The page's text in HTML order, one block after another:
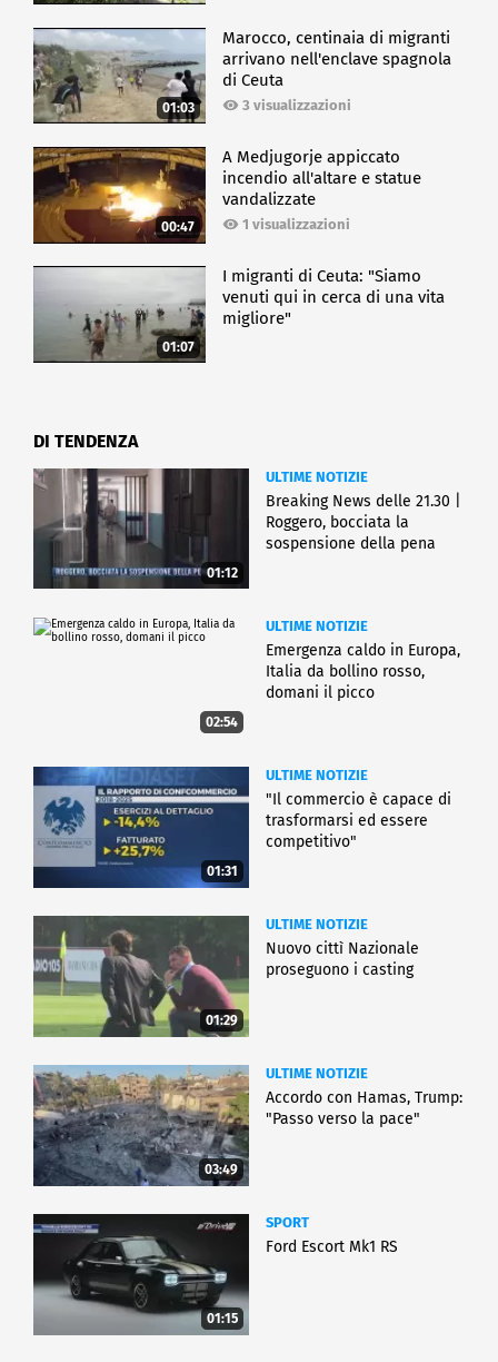
01:03
Marocco, centinaia di migranti
arrivano nell'enclave spagnola
di Ceuta
3 visualizzazioni
00:47
A Medjugorje appiccato
incendio all'altare e statue
vandalizzate
1 visualizzazioni
01:07
I migranti di Ceuta: "Siamo
venuti qui in cerca di una vita
migliore"
DI TENDENZA
01:12
ULTIME NOTIZIE
Breaking News delle 21.30 |
Roggero, bocciata la
sospensione della pena
02:54
ULTIME NOTIZIE
Emergenza caldo in Europa,
Italia da bollino rosso,
domani il picco
01:31
ULTIME NOTIZIE
"Il commercio è capace di
trasformarsi ed essere
competitivo"
01:29
ULTIME NOTIZIE
Nuovo cittì Nazionale
proseguono i casting
03:49
ULTIME NOTIZIE
Accordo con Hamas, Trump:
"Passo verso la pace"
01:15
SPORT
Ford Escort Mk1 RS